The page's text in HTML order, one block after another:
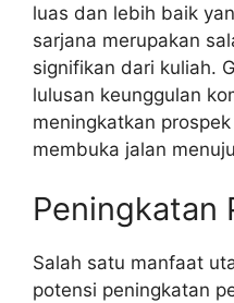
luas dan lebih baik
sarjana merupakan
signifikan dari kuliah.
lulusan keunggulan
meningkatkan
membuka jalan
Peningkatan
Salah satu manfaat
potensi peningkatan